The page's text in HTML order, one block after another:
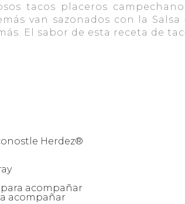
tacos placeros
van sazonados con la
El sabor de esta receta de
Herdez®
acompañar
acompañar